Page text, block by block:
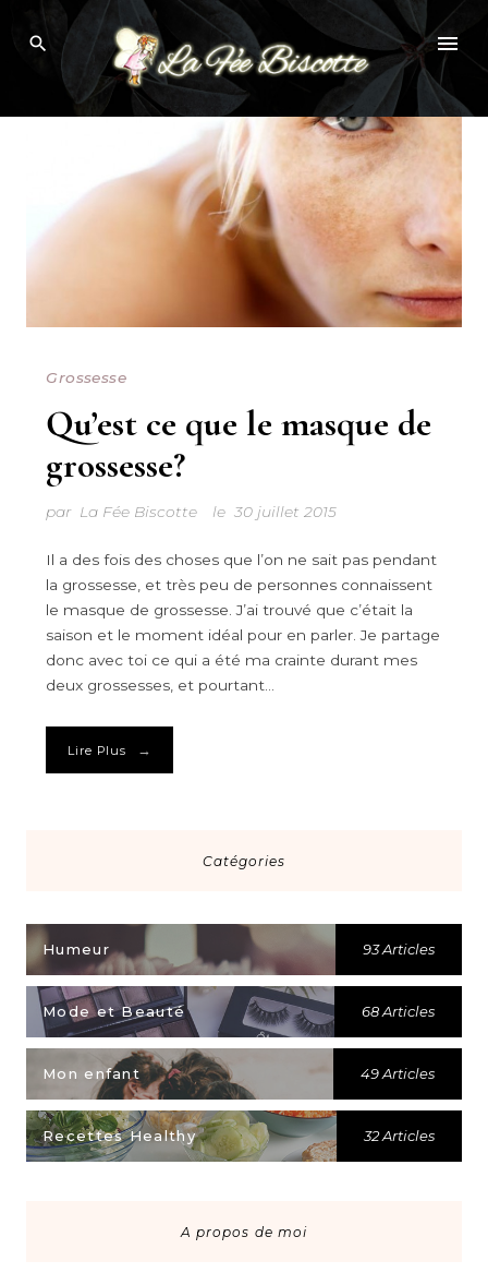
content
Browsing Tag:QU’ES CE QUE LE MASQUE DE GROSSESSE
Grossesse
Qu’est ce que le masque de
grossesse?
par La Fée Biscotte le 30 juillet 2015
Il a des fois des choses que l’on ne sait pas pendant
la grossesse, et très peu de personnes connaissent
le masque de grossesse. J’ai trouvé que c’était la
saison et le moment idéal pour en parler. Je partage
donc avec toi ce qui a été ma crainte durant mes
deux grossesses, et pourtant…
Lire Plus →
Catégories
Humeur 93 Articles
Mode et Beauté 68 Articles
Mon enfant 49 Articles
Recettes Healthy 32 Articles
A propos de moi